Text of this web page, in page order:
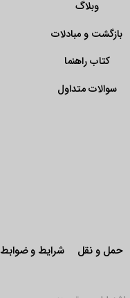
وبلاگ
بازگشت و مبادلات
کتاب راهنما
سوالات متداول
حمل و نقل شرایط و ضوابط